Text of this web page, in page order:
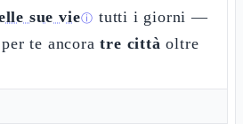
sue vieⓘ tutti i giorni —
te ancoratre città oltre